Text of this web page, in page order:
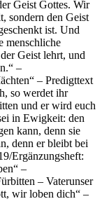
Geist Gottes. Wir
sondern den Geist
ist. Und
menschliche
Geist lehrt, und
–
– Predigttext
so werdet ihr
und er wird euch
in Ewigkeit: den
kann, denn sie
denn er bleibt bei
Ergänzungsheft:
–
– Vaterunser
wir loben dich“ –